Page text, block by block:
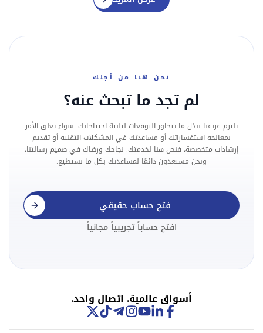
نحن هنا من أجلك
لم تجد ما تبحث عنه؟
يلتزم فريقنا ببذل ما يتجاوز التوقعات لتلبية احتياجاتك. سواء تعلق الأمر
بمعالجة استفساراتك أو مساعدتك في المشكلات التقنية أو تقديم
إرشادات متخصصة، فنحن هنا لخدمتك. نجاحك ورضاك في صميم رسالتنا،
ونحن مستعدون دائمًا لمساعدتك بكل ما نستطيع.
فتح حساب حقيقي
افتح حساباً تجريبياً مجانياً
أسواق عالمية. اتصال واحد.